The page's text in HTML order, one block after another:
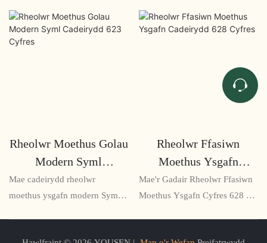
Rheolwr Moethus Golau
Modern Syml
Cadeirydd 623 Cyfres
Mae cadeirydd rheolwr
moethus ysgafn modern Syml
Rheolwr Ffasiwn
Moethus Ysgafn
Cadeirydd 628 Cyfres
Mae'r Gadair Rheolwr Ffasiwn
Moethus Ysgafn Cyfres 628 yn